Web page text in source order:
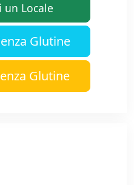
Locale
Glutine
Glutine